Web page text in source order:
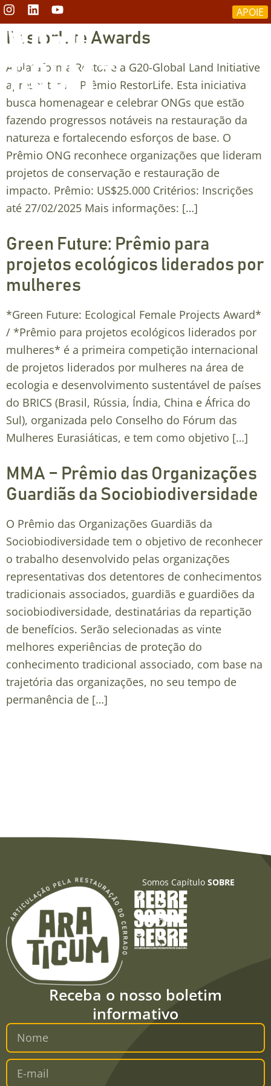
APOIE
RestorLife Awards
A plataforma Restor e a G20-Global Land Initiative
apresentam o Prêmio RestorLife. Esta iniciativa
busca homenagear e celebrar ONGs que estão
fazendo progressos notáveis na restauração da
natureza e fortalecendo esforços de base. O
Prêmio ONG reconhece organizações que lideram
projetos de conservação e restauração de
impacto. Prêmio: US$25.000 Critérios: Inscrições
até 27/02/2025 Mais informações: […]
Green Future: Prêmio para
projetos ecológicos liderados por
mulheres
*Green Future: Ecological Female Projects Award*
/ *Prêmio para projetos ecológicos liderados por
mulheres* é a primeira competição internacional
de projetos liderados por mulheres na área de
ecologia e desenvolvimento sustentável de países
do BRICS (Brasil, Rússia, Índia, China e África do
Sul), organizada pelo Conselho do Fórum das
Mulheres Eurasiáticas, e tem como objetivo […]
MMA – Prêmio das Organizações
Guardiãs da Sociobiodiversidade
O Prêmio das Organizações Guardiãs da
Sociobiodiversidade tem o objetivo de reconhecer
o trabalho desenvolvido pelas organizações
representativas dos detentores de conhecimentos
tradicionais associados, guardiãs e guardiões da
sociobiodiversidade, destinatárias da repartição
de benefícios. Serão selecionadas as vinte
melhores experiências de proteção do
conhecimento tradicional associado, com base na
trajetória das organizações, no seu tempo de
permanência de […]
Somos CapítuloSOBRE
Receba o nosso boletim
informativo